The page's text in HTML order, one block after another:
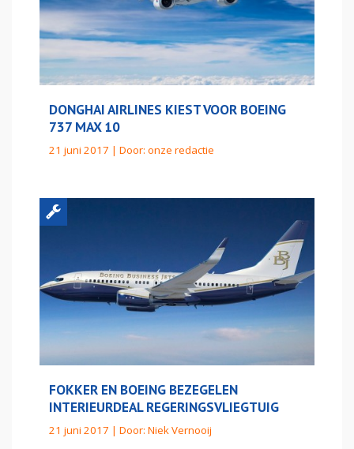
DONGHAI AIRLINES KIEST VOOR BOEING
737 MAX 10
21 juni 2017 | Door: onze redactie
FOKKER EN BOEING BEZEGELEN
INTERIEURDEAL REGERINGSVLIEGTUIG
21 juni 2017 | Door: Niek Vernooij